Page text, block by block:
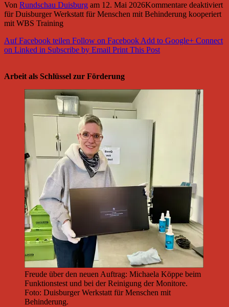
Von Rundschau Duisburg am 12. Mai 2026Kommentare deaktiviert
für Duisburger Werkstatt für Menschen mit Behinderung kooperiert
mit WBS Training
Auf Facebook teilen Follow on FacebookAdd to Google+ Connect
on Linked in Subscribe by Email Print This Post
Arbeit als Schlüssel zur Förderung
Freude über den neuen Auftrag: Michaela Köppe beim
Funktionstest und bei der Reinigung der Monitore.
Foto: Duisburger Werkstatt für Menschen mit
Behinderung.